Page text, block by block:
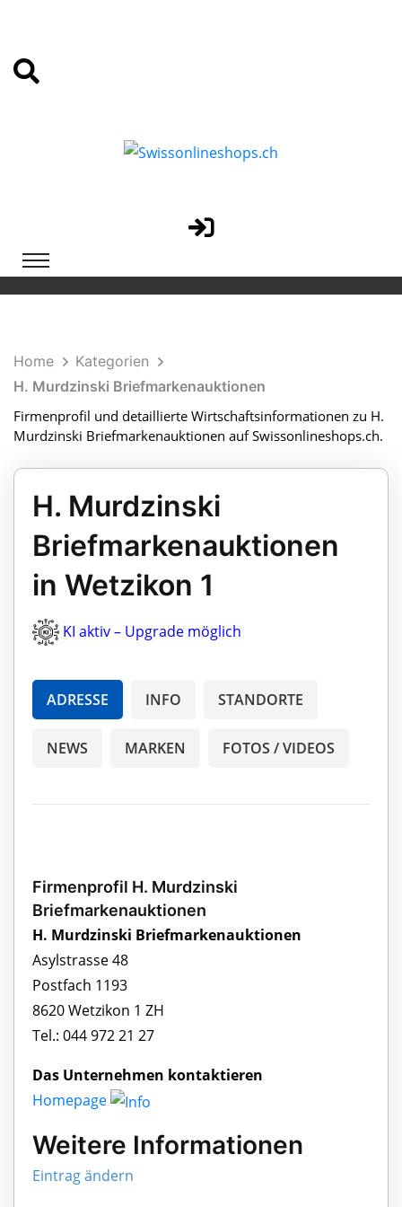
Home
Kategorien
H. Murdzinski Briefmarkenauktionen
Firmenprofil und detaillierte Wirtschaftsinformationen zu H.
Murdzinski Briefmarkenauktionen auf Swissonlineshops.ch.
H. Murdzinski
Briefmarkenauktionen
in Wetzikon 1
KI aktiv – Upgrade möglich
ADRESSE INFO STANDORTE
NEWS MARKEN FOTOS / VIDEOS
Firmenprofil H. Murdzinski
Briefmarkenauktionen
H. Murdzinski Briefmarkenauktionen
Asylstrasse 48
Postfach 1193
8620 Wetzikon 1 ZH
Tel.: 044 972 21 27
Das Unternehmen kontaktieren
Homepage
Weitere Informationen
Eintrag ändern